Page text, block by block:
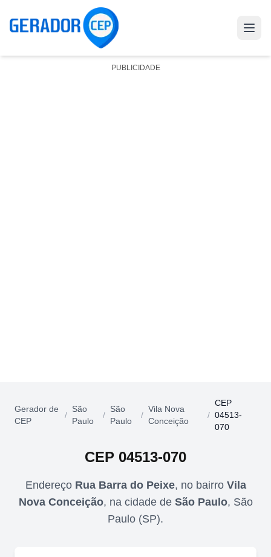
PUBLICIDADE
Gerador de
CEP
/
São
Paulo
/
São
Paulo
/
Vila Nova
Conceição
/
CEP
04513-
070
CEP 04513-070
Endereço Rua Barra do Peixe, no bairro Vila
Nova Conceição, na cidade de São Paulo, São
Paulo (SP).